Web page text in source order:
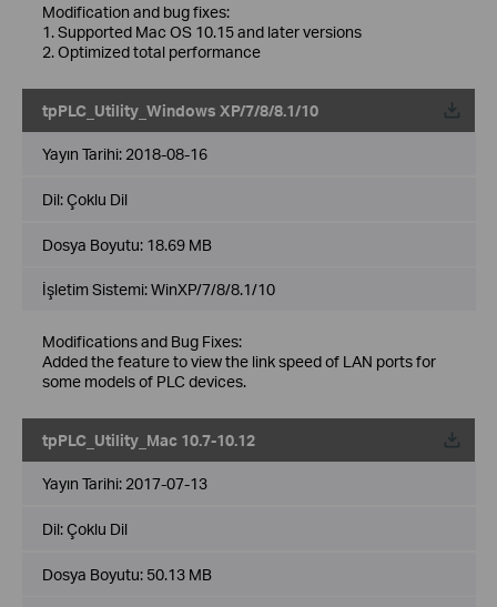
Modification and bug fixes:
1. Supported Mac OS 10.15 and later versions
2. Optimized total performance
tpPLC_Utility_Windows XP/7/8/8.1/10
Yayın Tarihi: 2018-08-16
Dil:Çoklu Dil
Dosya Boyutu: 18.69 MB
İşletim Sistemi: WinXP/7/8/8.1/10
Modifications and Bug Fixes:
Added the feature to view the link speed of LAN ports for
some models of PLC devices.
tpPLC_Utility_Mac 10.7-10.12
Yayın Tarihi: 2017-07-13
Dil:Çoklu Dil
Dosya Boyutu: 50.13 MB